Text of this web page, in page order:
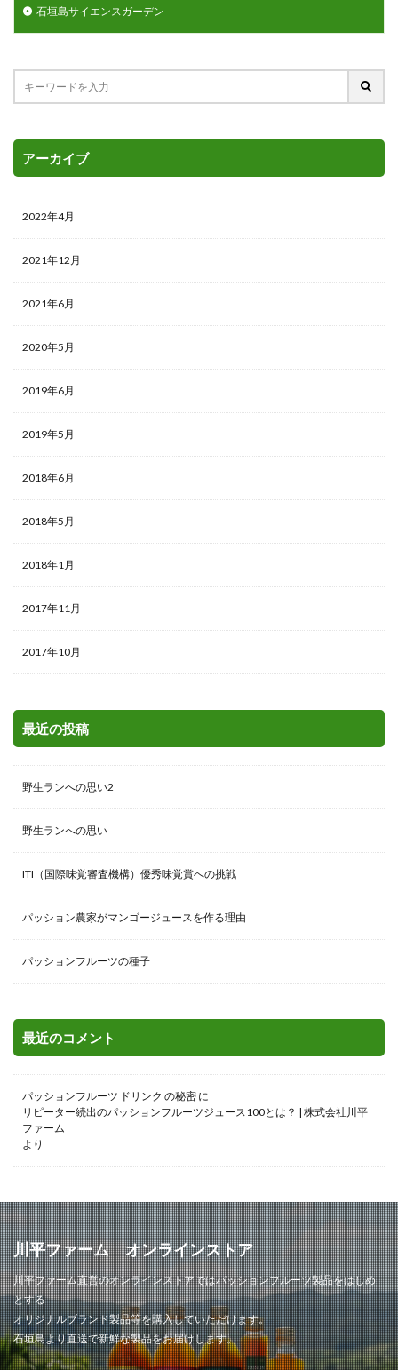
石垣島サイエンスガーデン
アーカイブ
2022年4月
2021年12月
2021年6月
2020年5月
2019年6月
2019年5月
2018年6月
2018年5月
2018年1月
2017年11月
2017年10月
最近の投稿
野生ランへの思い2
野生ランへの思い
ITI（国際味覚審査機構）優秀味覚賞への挑戦
パッション農家がマンゴージュースを作る理由
パッションフルーツの種子
最近のコメント
パッションフルーツ ドリンク の秘密 に
リピーター続出のパッションフルーツジュース100とは？ | 株式会社川平
ファーム
より
川平ファーム オンラインストア
川平ファーム直営のオンラインストアではパッションフルーツ製品をはじめ
とする
オリジナルブランド製品等を購入していただけます。
石垣島より直送で新鮮な製品をお届けします。